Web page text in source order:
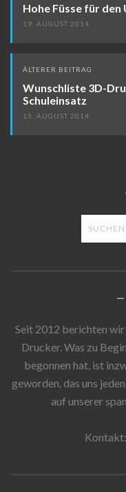
Hohe Füsse für
19. AUGUST 2014
ÄLTERER BEITRAG
Wunschliste 3D-
Schuleinsatz
15. AUGUST 2014
Seit 2012 berichten
Drucker. Was zu
begonnen hat, ist
geworden, das uns
auf unserer
Kontakt: